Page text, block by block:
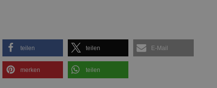
teilen teilen E-Mail
merken teilen